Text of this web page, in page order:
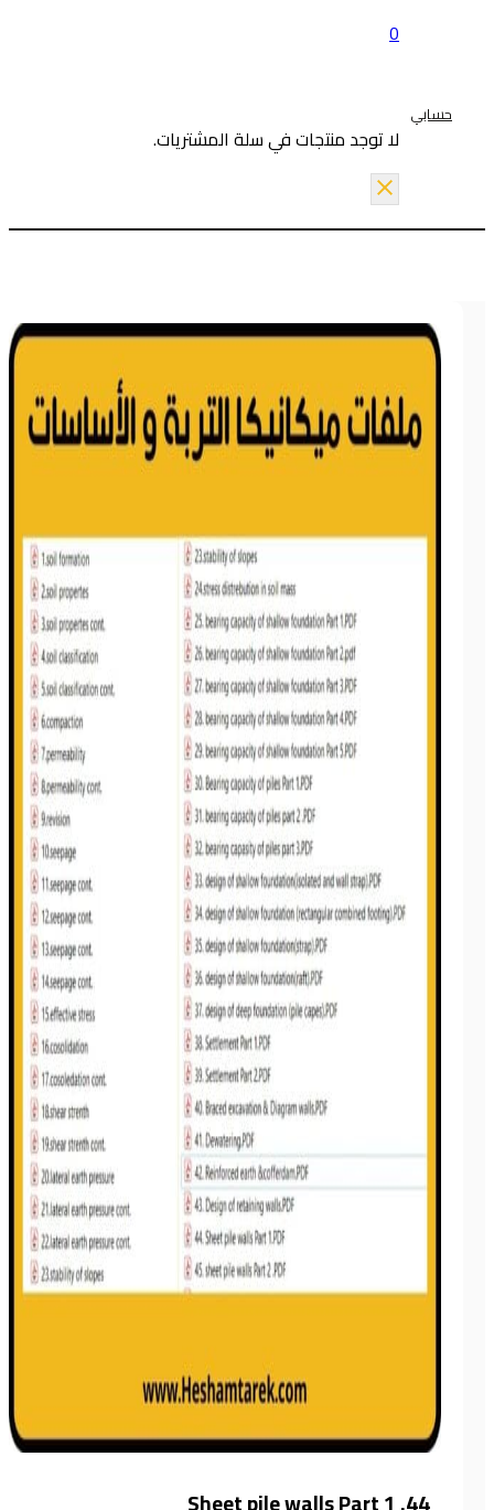
حسابي
لا توجد منتجات في سلة المشتريات.